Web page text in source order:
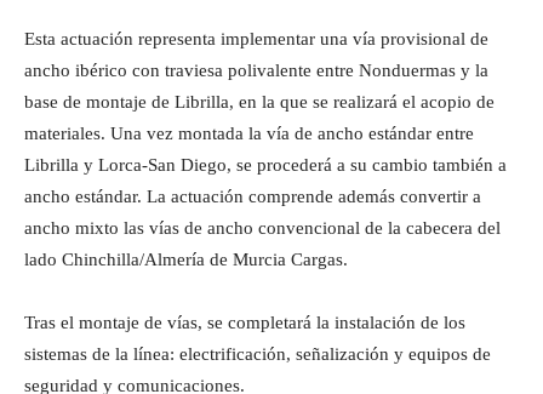
Esta actuación representa implementar una vía provisional de
ancho ibérico con traviesa polivalente entre Nonduermas y la
base de montaje de Librilla, en la que se realizará el acopio de
materiales. Una vez montada la vía de ancho estándar entre
Librilla y Lorca-San Diego, se procederá a su cambio también a
ancho estándar. La actuación comprende además convertir a
ancho mixto las vías de ancho convencional de la cabecera del
lado Chinchilla/Almería de Murcia Cargas.
Tras el montaje de vías, se completará la instalación de los
sistemas de la línea: electrificación, señalización y equipos de
seguridad y comunicaciones.